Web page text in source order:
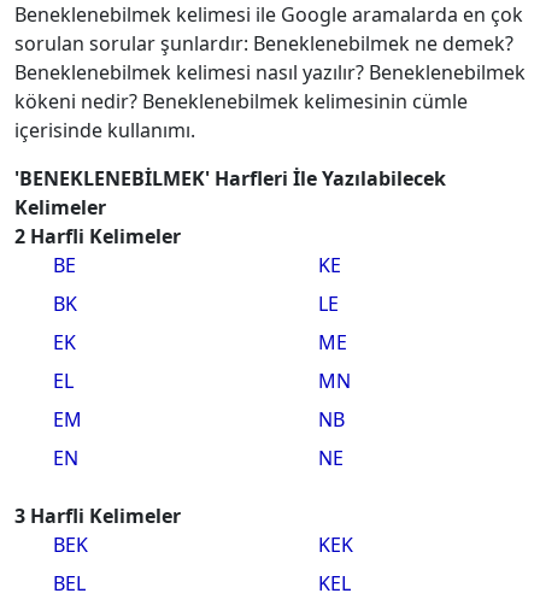
Beneklenebilmek kelimesi ile Google aramalarda en çok
sorulan sorular şunlardır: Beneklenebilmek ne demek?
Beneklenebilmek kelimesi nasıl yazılır? Beneklenebilmek
kökeni nedir? Beneklenebilmek kelimesinin cümle
içerisinde kullanımı.
'BENEKLENEBİLMEK' Harfleri İle Yazılabilecek
Kelimeler
2 Harfli Kelimeler
BE
BK
EK
EL
EM
EN
KE
LE
ME
MN
NB
NE
3 Harfli Kelimeler
BEK
BEL
KEK
KEL